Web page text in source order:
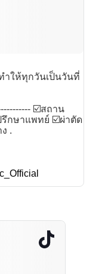
ำให้ทุกวันเป็นวันที่
☑️สถาน
กษาแพทย์ ☑️ผ่าตัด
.